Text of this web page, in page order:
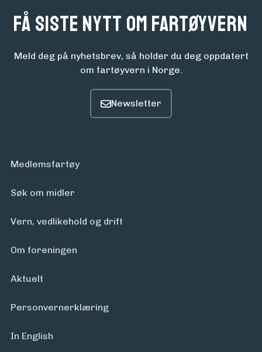
Få siste nytt om fartøyvern
Meld deg på nyhetsbrev, så holder du deg oppdatert
om fartøyvern i Norge.
Medlemsfartøy
Søk om midler
Vern, vedlikehold og drift
Om foreningen
Aktuelt
Personvern­erklæring
In English